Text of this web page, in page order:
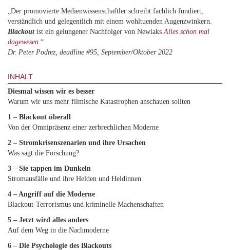
„Der promovierte Medienwissenschaftler schreibt fachlich fundiert,
verständlich und gelegentlich mit einem wohltuenden Augenzwinkern.
Blackoutist ein gelungener Nachfolger von NewiaksAlles schon mal
dagewesen.“
Dr. Peter Podrez, deadline #95, September/Oktober 2022
INHALT
Diesmal wissen wir es besser
Warum wir uns mehr filmische Katastrophen anschauen sollten
1 – Blackout überall
Von der Omnipräsenz einer zerbrechlichen Moderne
2 – Stromkrisenszenarien und ihre Ursachen
Was sagt die Forschung?
3 – Sie tappen im Dunkeln
Stromausfälle und ihre Helden und Heldinnen
4 – Angriff auf die Moderne
Blackout-Terrorismus und kriminelle Machenschaften
5 – Jetzt wird alles anders
Auf dem Weg in die Nachmoderne
6 – Die Psychologie des Blackouts